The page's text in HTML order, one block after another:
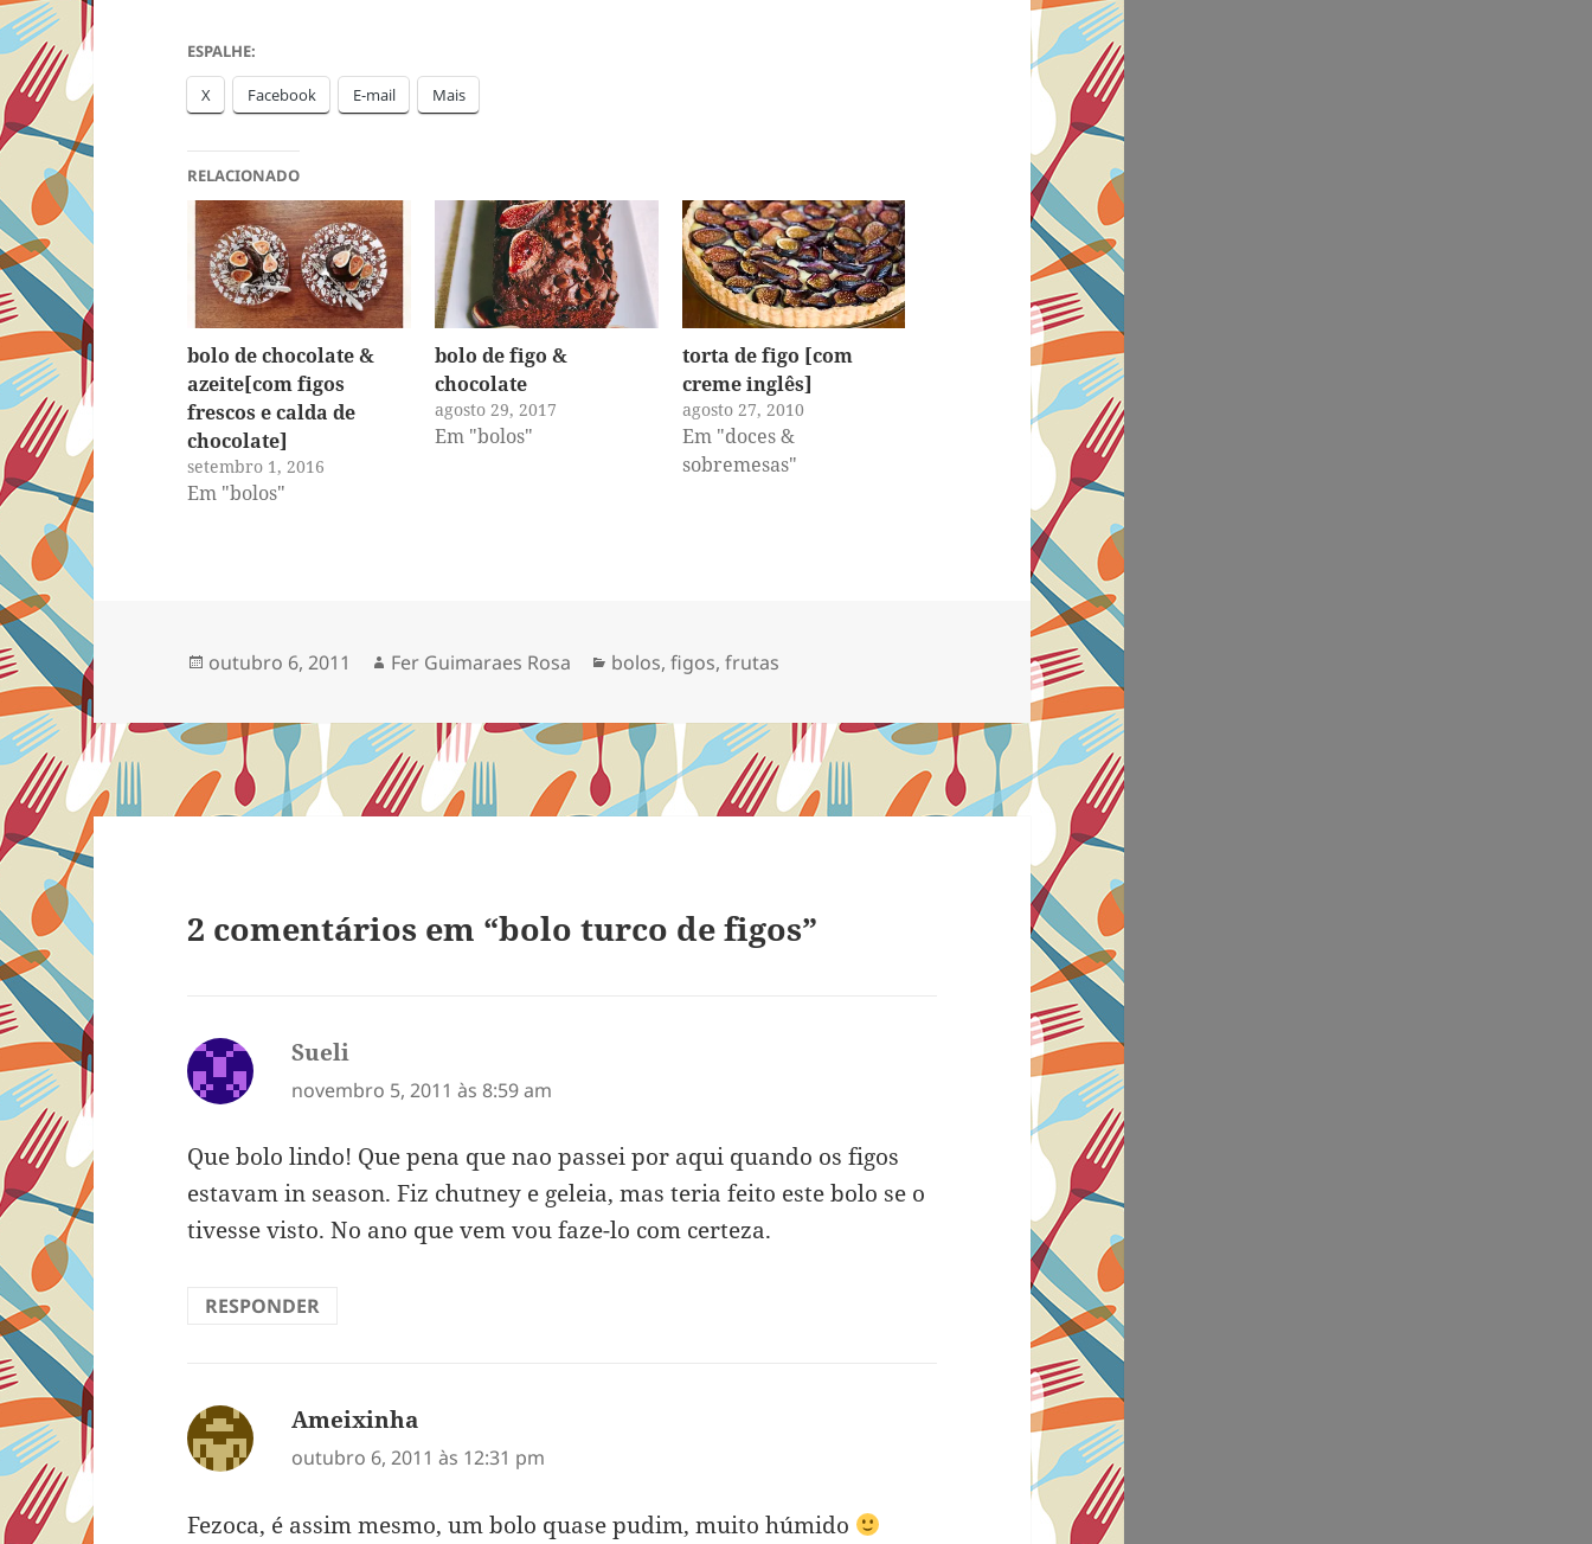
ESPALHE:
X Facebook E-mail Mais
RELACIONADO
bolo de chocolate &
azeite[com figos
frescos e calda de
chocolate]
setembro 1, 2016
Em "bolos"
bolo de figo &
chocolate
agosto 29, 2017
Em "bolos"
torta de figo [com
creme inglês]
agosto 27, 2010
Em "doces &
sobremesas"
Publicado
outubro 6, 2011 Autor
Fer Guimaraes Rosa Categorias
bolos,figos,frutas
2 comentários em “bolo turco de figos”
Sueli
novembro 5, 2011 às 8:59 am
Que bolo lindo! Que pena que nao passei por aqui quando os figos
estavam in season. Fiz chutney e geleia, mas teria feito este bolo se o
tivesse visto. No ano que vem vou faze-lo com certeza.
RESPONDER
Ameixinha
outubro 6, 2011 às 12:31 pm
Fezoca, é assim mesmo, um bolo quase pudim, muito húmido